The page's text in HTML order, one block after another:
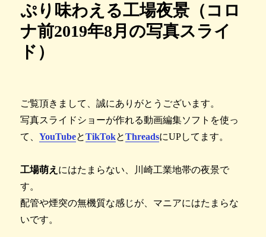
ぷり味わえる工場夜景（コロ
ナ前2019年8月の写真スライ
ド）
ご覧頂きまして、誠にありがとうございます。
写真スライドショーが作れる動画編集ソフトを使っ
て、YouTubeとTikTokとThreadsにUPしてます。
工場萌え にはたまらない、川崎工業地帯の夜景で
す。
配管や煙突の無機質な感じが、マニアにはたまらな
いです。